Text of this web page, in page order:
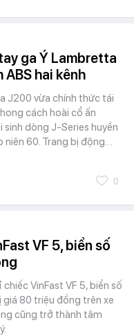
ga Ý Lambretta
hai kênh
J200 vừa chính thức tái
cách hoài cổ ấn
sinh dòng J-Series huyền
60. Trang bị động…
0
VF 5, biển số
VinFast VF 5, biển số
giá 80 triệu đồng trên xe
cũng trở thành tâm